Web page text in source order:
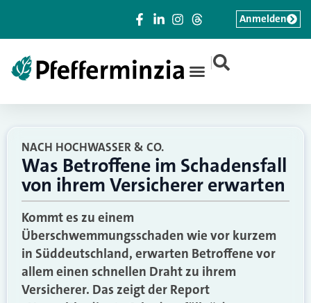
|
Anmelden
NACH HOCHWASSER & CO.
Was Betroffene im Schadensfall
von ihrem Versicherer erwarten
Kommt es zu einem
Überschwemmungsschaden wie vor kurzem
in Süddeutschland, erwarten Betroffene vor
allem einen schnellen Draht zu ihrem
Versicherer. Das zeigt der Report